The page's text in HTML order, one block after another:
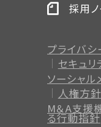
プライバシ
セキュリ
ソーシャル
人権方針
M＆A支援
る行動指針
採用ノ